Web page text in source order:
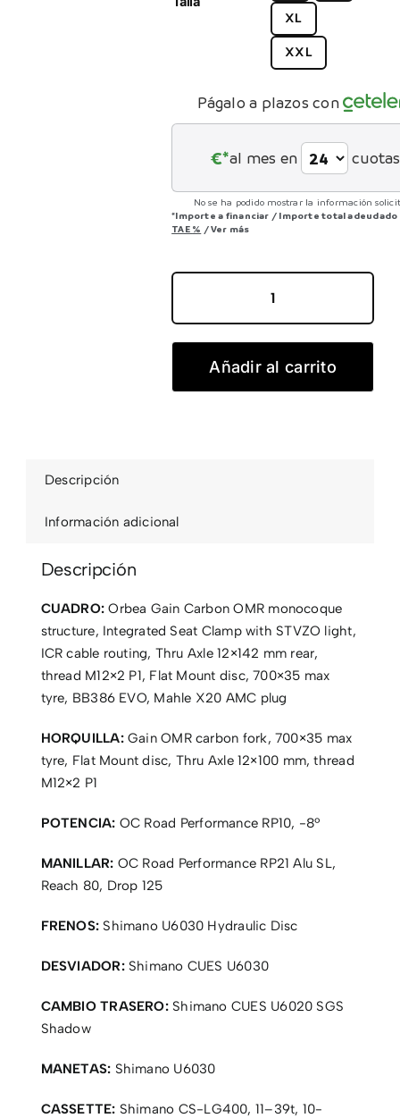
XL
XXL
Págalo a plazos con
€*al mes en cuotas
No se ha podido mostrar la información
*Importe a financiar / Importe total adeudado
TAE % /Ver más
GAIN
cantidad
Añadir al carrito
Descripción
Información adicional
Descripción
CUADRO: Orbea Gain Carbon OMR monocoque
structure, Integrated Seat Clamp with STVZO light,
ICR cable routing, Thru Axle 12×142 mm rear,
thread M12×2 P1, Flat Mount disc, 700×35 max
tyre, BB386 EVO, Mahle X20 AMC plug
HORQUILLA:Gain OMR carbon fork, 700×35 max
tyre, Flat Mount disc, Thru Axle 12×100 mm, thread
M12×2 P1
POTENCIA: OC Road Performance RP10, -8º
MANILLAR: OC Road Performance RP21 Alu SL,
Reach 80, Drop 125
FRENOS: Shimano U6030 Hydraulic Disc
DESVIADOR:Shimano CUES U6030
CAMBIO TRASERO:Shimano CUES U6020 SGS
Shadow
MANETAS: Shimano U6030
CASSETTE: Shimano CS-LG400, 11–39t, 10-